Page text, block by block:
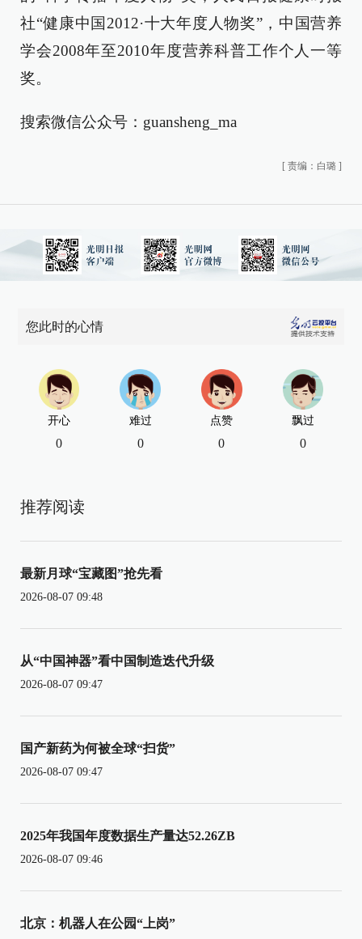
社“健康中国2012·十大年度人物奖”，中国营养
学会2008年至2010年度营养科普工作个人一等
奖。
搜索微信公众号：guansheng_ma
[ 责编：白璐 ]
您此时的心情
开心
0
难过
0
点赞
0
飘过
0
推荐阅读
最新月球“宝藏图”抢先看
2026-08-07 09:48
从“中国神器”看中国制造迭代升级
2026-08-07 09:47
国产新药为何被全球“扫货”
2026-08-07 09:47
2025年我国年度数据生产量达52.26ZB
2026-08-07 09:46
北京：机器人在公园“上岗”